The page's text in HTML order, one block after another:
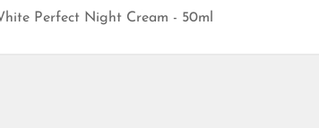
Perfect Night Cream - 50ml